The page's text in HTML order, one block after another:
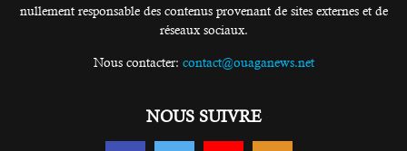
nullement responsable des contenus provenant de sites externes et de
réseaux sociaux.
Nous contacter: contact@ouaganews.net
NOUS SUIVRE